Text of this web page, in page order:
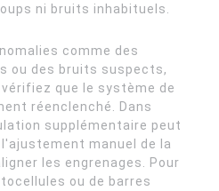
ni bruits inhabituels.
comme des
ou des bruits suspects,
que le système de
réenclenché. Dans
supplémentaire peut
manuel de la
les engrenages. Pour
ou de barres